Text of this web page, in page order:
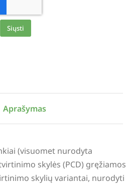
Siųsti
Aprašymas
(visuomet nurodyta
skylės (PCD) gręžiamos
skylių variantai, nurodyti